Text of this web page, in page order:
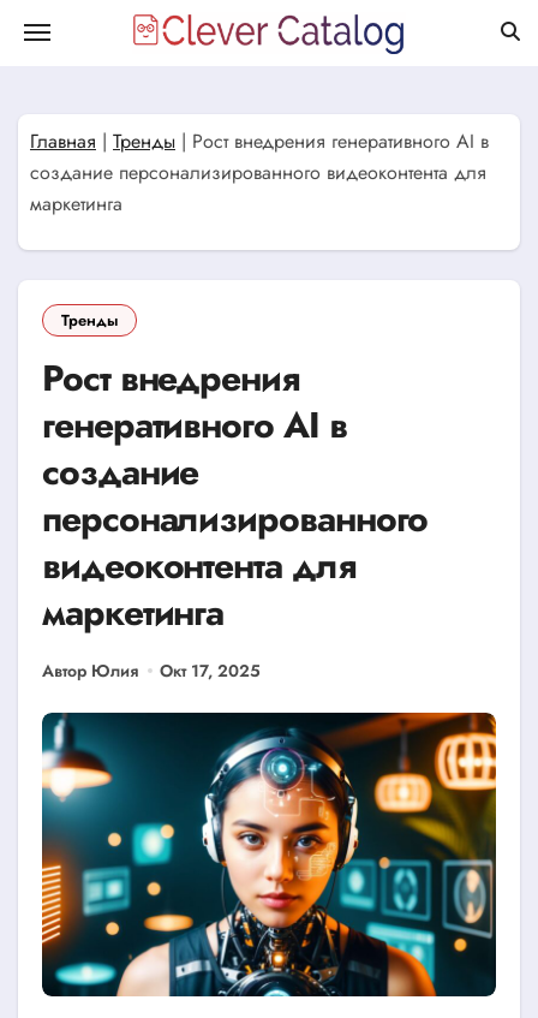
Главная | Тренды | Рост внедрения генеративного AI в
создание персонализированного видеоконтента для
маркетинга
Тренды
Рост внедрения
генеративного AI в
создание
персонализированного
видеоконтента для
маркетинга
Автор Юлия Окт 17, 2025